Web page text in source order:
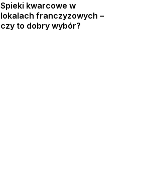
Spieki kwarcowe w
lokalach franczyzowych –
czy to dobry wybór?